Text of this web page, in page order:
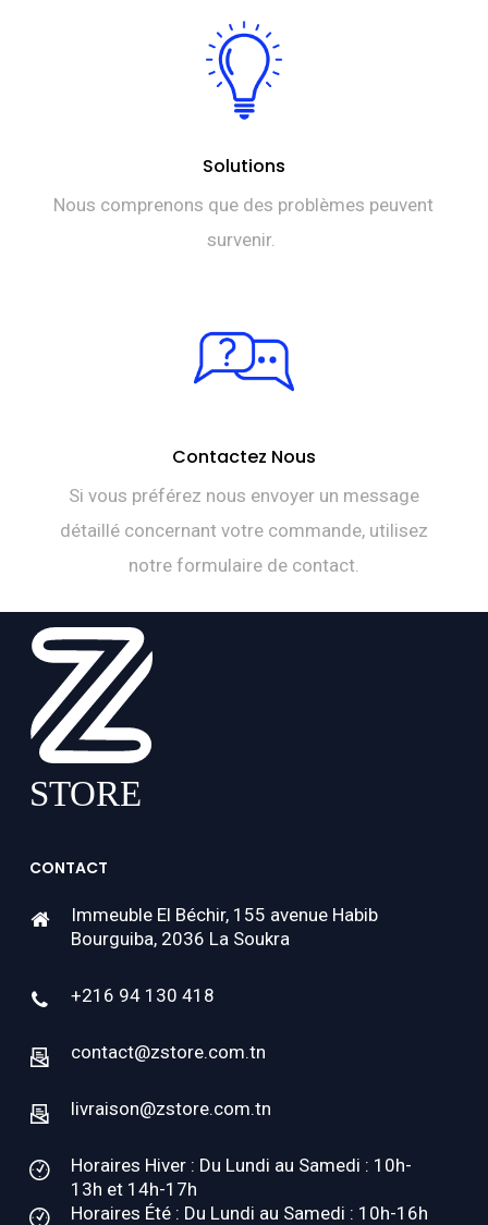
Solutions
Nous comprenons que des problèmes peuvent
survenir.
Contactez Nous
Si vous préférez nous envoyer un message
détaillé concernant votre commande, utilisez
notre formulaire de contact.
CONTACT
Immeuble El Béchir, 155 avenue Habib
Bourguiba, 2036 La Soukra
+216 94 130 418
contact@zstore.com.tn
livraison@zstore.com.tn
Horaires Hiver : Du Lundi au Samedi : 10h-
13h et 14h-17h
Horaires Été : Du Lundi au Samedi : 10h-16h